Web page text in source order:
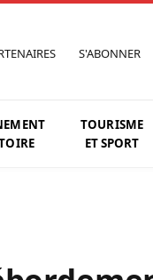
S'ABONNER
TOURISME
ET SPORT